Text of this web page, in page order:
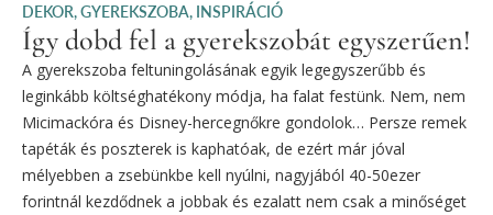
DEKOR,GYEREKSZOBA, INSPIRÁCIÓ
Így dobd fel a gyerekszobát egyszerűen!
A gyerekszoba feltuningolásának egyik legegyszerűbb és
leginkább költséghatékony módja, ha falat festünk. Nem, nem
Micimackóra és Disney-hercegnőkre gondolok… Persze remek
tapéták és poszterek is kaphatóak, de ezért már jóval
mélyebben a zsebünkbe kell nyúlni, nagyjából 40-50ezer
forintnál kezdődnek a jobbak és ezalatt nem csak a minőséget